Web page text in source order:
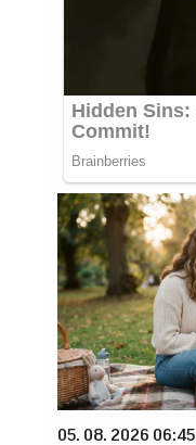
05. 08. 2026 06:45